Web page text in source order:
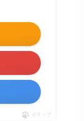
ポチップ